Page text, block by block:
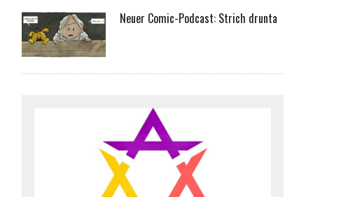
Neuer Comic-Podcast: Strich drunta